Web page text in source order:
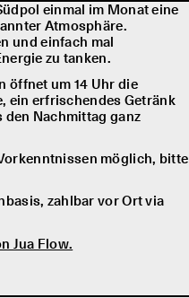
einmal im Monat eine
Atmosphäre.
und einfach mal
zu tanken.
öffnet um 14 Uhr die
ein erfrischendes Getränk
den Nachmittag ganz
möglich, bitte
zahlbar vor Ort via
Jua Flow.